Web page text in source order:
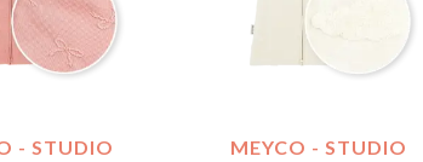
- STUDIO
MEYCO - STUDIO